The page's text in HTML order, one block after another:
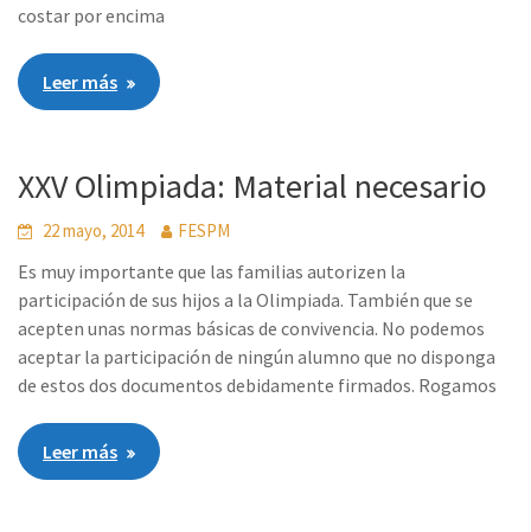
costar por encima
Leer más
XXV Olimpiada: Material necesario
22 mayo, 2014 FESPM
Es muy importante que las familias autorizen la
participación de sus hijos a la Olimpiada. También que se
acepten unas normas básicas de convivencia. No podemos
aceptar la participación de ningún alumno que no disponga
de estos dos documentos debidamente firmados. Rogamos
Leer más